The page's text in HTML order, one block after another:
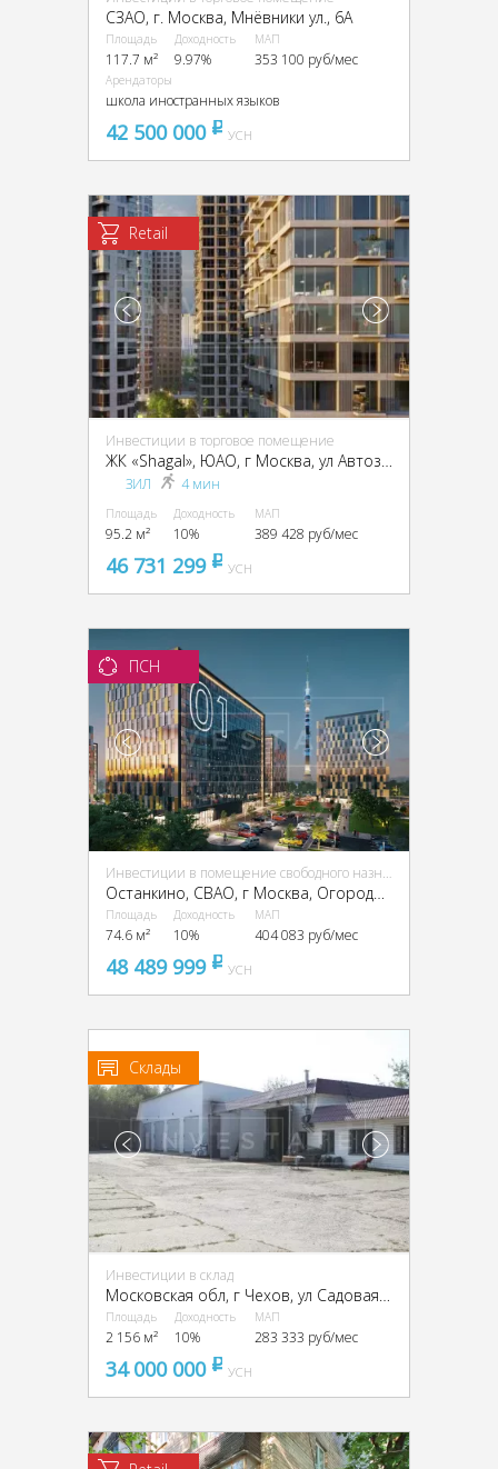
CЗАО, г. Москва, Мнёвники ул., 6А
Площадь
117.7 м²
Доходность
9.97%
МАП
353 100 руб/мес
Арендаторы
школа иностранных языков
42 500 000 pуб
УСН
Retail
Инвестиции в торговое помещение
ЗИЛ 4 мин
Площадь
95.2 м²
Доходность
10%
МАП
389 428 руб/мес
46 731 299 pуб
УСН
ПСН
Инвестиции в помещение свободного назначения (ПСН)
Останкино, CВАО, г Москва, Огородный пр-д, 16
Площадь
74.6 м²
Доходность
10%
МАП
404 083 руб/мес
48 489 999 pуб
УСН
Склады
Инвестиции в склад
Площадь
2 156 м²
Доходность
10%
МАП
283 333 руб/мес
34 000 000 pуб
УСН